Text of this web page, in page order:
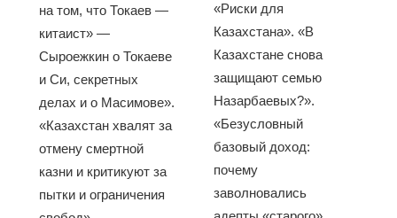
на том, что Токаев —
китаист» —
Сыроежкин о Токаеве
и Си, секретных
делах и о Масимове».
«Казахстан хвалят за
отмену смертной
казни и критикуют за
пытки и ограничения
«Риски для
Казахстана». «В
Казахстане снова
защищают семью
Назарбаевых?».
«Безусловный
базовый доход:
почему
заволновались